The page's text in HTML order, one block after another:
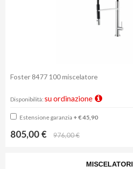
Foster 8477 100 miscelatore
Disponibilità: su ordinazione
Estensione garanzia + € 45,90
805,00 € 976,00 €
MISCELATORI